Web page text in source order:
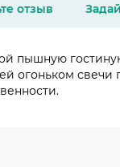
отзыв
пышную
огоньком